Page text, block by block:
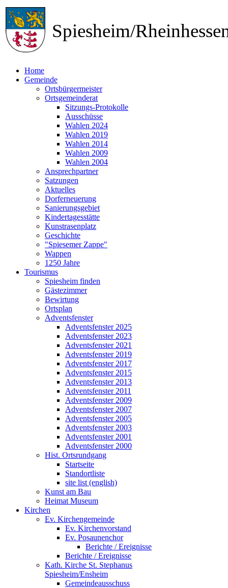
Spiesheim/
Home
Gemeinde
Ortsbürgermeister
Ortsgemeinderat
Sitzungs-Protokolle
Ausschüsse
Wahlen 2024
Wahlen 2019
Wahlen 2014
Wahlen 2009
Wahlen 2004
Ansprechpartner
Satzungen
Aktuelles
Dorferneuerung
Sanierungsgebiet
Kindertagesstätte
Kunstrasenplatz
Geschichte
"Spiesemer Zappe"
Wappen
1250 Jahre
Tourismus
Spiesheim finden
Gästezimmer
Bewirtung
Ortsplan
Adventsfenster
Adventsfenster 2025
Adventsfenster 2023
Adventsfenster 2021
Adventsfenster 2019
Adventsfenster 2017
Adventsfenster 2015
Adventsfenster 2013
Adventsfenster 2011
Adventsfenster 2009
Adventsfenster 2007
Adventsfenster 2005
Adventsfenster 2003
Adventsfenster 2001
Adventsfenster 2000
Hist. Ortsrundgang
Startseite
Standortliste
site list (english)
Kunst am Bau
Heimat Museum
Kirchen
Ev. Kirchengemeinde
Ev. Kirchenvorstand
Ev. Posaunenchor
Berichte / Ereignisse
Berichte / Ereignisse
Kath. Kirche St. Stephanus
Spiesheim/Ensheim
Gemeindeausschuss